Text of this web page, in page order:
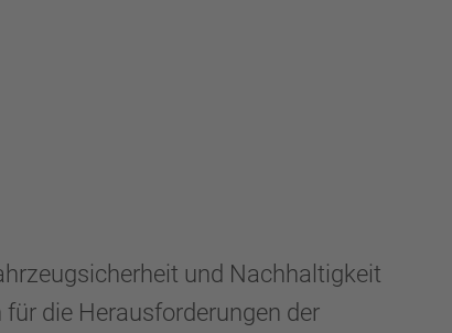
und Nachhaltigkeit
die Herausforderungen der